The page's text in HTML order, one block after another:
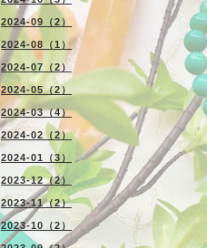
2024-09（2）
2024-08（1）
2024-07（2）
2024-05（2）
2024-03（4）
2024-02（2）
2024-01（3）
2023-12（2）
2023-11（2）
2023-10（2）